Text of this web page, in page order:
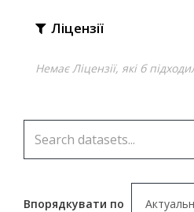
Ліцензії
Немає Ліцензії, які б
Впорядкувати по